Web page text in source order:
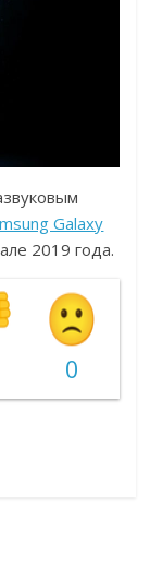
Galaxy
2019 года.
0